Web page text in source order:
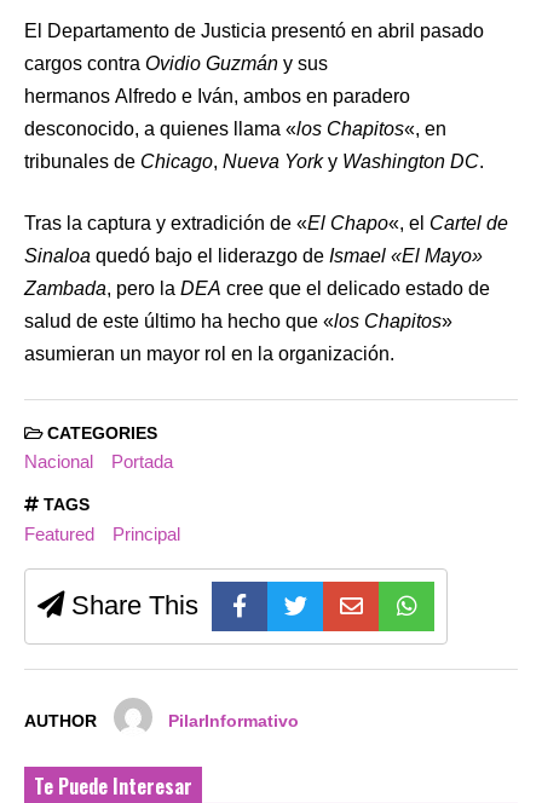
El Departamento de Justicia presentó en abril pasado
cargos contra Ovidio Guzmán y sus
hermanos Alfredo e Iván, ambos en paradero
desconocido, a quienes llama «los Chapitos«, en
tribunales de Chicago, Nueva Yorky Washington DC.
Tras la captura y extradición de «El Chapo«, el Cartel de
Sinaloa quedó bajo el liderazgo de Ismael «El Mayo»
Zambada, pero la DEA cree que el delicado estado de
salud de este último ha hecho que «los Chapitos»
asumieran un mayor rol en la organización.
CATEGORIES
Nacional Portada
TAGS
Featured Principal
Share This
AUTHOR PilarInformativo
Te Puede Interesar